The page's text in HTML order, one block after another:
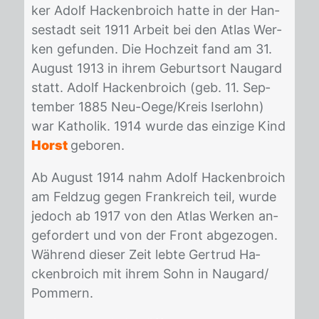
ker Adolf Ha­cken­broich hat­te in der Han­
se­stadt seit 1911 Ar­beit bei den At­las Wer­
ken ge­fun­den. Die Hoch­zeit fand am 31.
Au­gust 1913 in ih­rem Ge­burts­ort Nau­gard
statt. Adolf Ha­cken­broich (geb. 11. Sep­
tem­ber 1885 Neu-Oege/​Kreis Iser­lohn)
war Ka­tho­lik. 1914 wur­de das ein­zi­ge Kind
Horst ge­bo­ren.
Ab Au­gust 1914 nahm Adolf Ha­cken­broich
am Feld­zug ge­gen Frank­reich teil, wur­de
je­doch ab 1917 von den At­las Wer­ken an­
ge­for­dert und von der Front ab­ge­zo­gen.
Wäh­rend die­ser Zeit leb­te Ger­trud Ha­
cken­broich mit ih­rem Sohn in Nau­gard/​
Pom­mern.